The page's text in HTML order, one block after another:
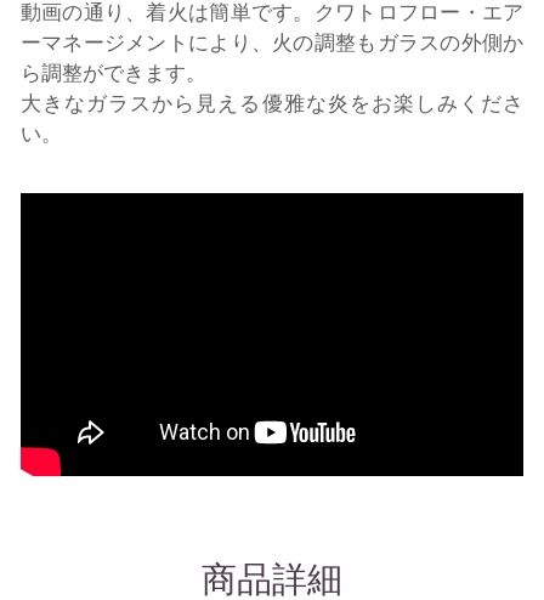
動画の通り、着火は簡単です。クワトロフロー・エア
ーマネージメントにより、火の調整もガラスの外側か
ら調整ができます。
大きなガラスから見える優雅な炎をお楽しみくださ
い。
商品詳細